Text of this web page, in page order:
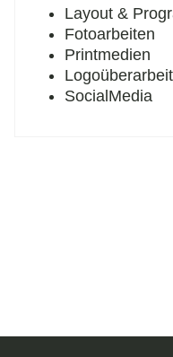
Layout &
Fotoarbeiten
Printmedien
SocialMedia